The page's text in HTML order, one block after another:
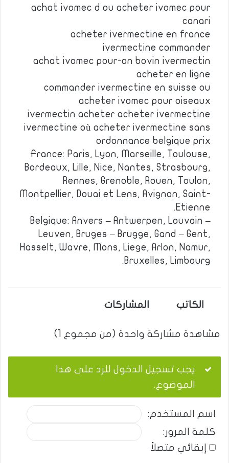
achat ivomec d ou acheter ivomec pour
canari
acheter ivermectine en france
ivermectine commander
achat ivomec pour-on bovin ivermectin
acheter en ligne
commander ivermectine en suisse ou
acheter ivomec pour oiseaux
ivermectin acheter acheter ivermectine
ivermectine où acheter ivermectine sans
ordonnance belgique prix
France: Paris, Lyon, Marseille, Toulouse,
Bordeaux, Lille, Nice, Nantes, Strasbourg,
Rennes, Grenoble, Rouen, Toulon,
Montpellier, Douai et Lens, Avignon, Saint-
Etienne.
Belgique: Anvers – Antwerpen, Louvain –
Leuven, Bruges – Brugge, Gand – Gent,
Hasselt, Wavre, Mons, Liege, Arlon, Namur,
Bruxelles, Limbourg.
الكاتب المشاركات
مشاهدة مشاركة واحدة (من مجموع 1)
يجب تسجيل الدخول للرد على هذا
الموضوع.
اسم المستخدم:
كلمة المرور:
إبقائي متصلاً